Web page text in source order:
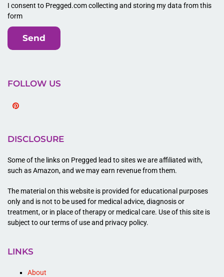
I consent to Pregged.com collecting and storing my data from this
form
Send
FOLLOW US
DISCLOSURE
Some of the links on Pregged lead to sites we are affiliated with,
such as Amazon, and we may earn revenue from them.
The material on this website is provided for educational purposes
only and is not to be used for medical advice, diagnosis or
treatment, or in place of therapy or medical care. Use of this site is
subject to our terms of use and privacy policy.
LINKS
About